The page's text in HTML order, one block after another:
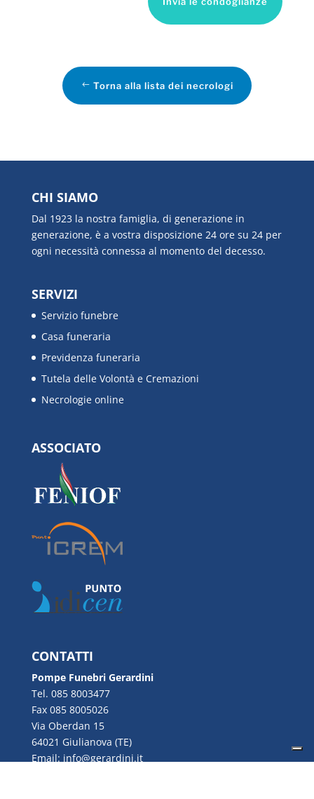
Torna alla lista dei necrologi
CHI SIAMO
Dal 1923 la nostra famiglia, di generazione in
generazione, è a vostra disposizione 24 ore su 24 per
ogni necessità connessa al momento del decesso.
SERVIZI
Servizio funebre
Casa funeraria
Previdenza funeraria
Tutela delle Volontà e Cremazioni
Necrologie online
ASSOCIATO
CONTATTI
Pompe Funebri Gerardini
Tel. 085 8003477
Fax 085 8005026
Via Oberdan 15
64021 Giulianova (TE)
Email: info@gerardini.it